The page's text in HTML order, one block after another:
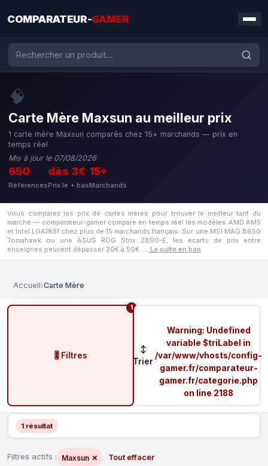
COMPARATEUR-GAMER
🧠
Carte Mère Maxsun au meilleur prix
1 carte mère Maxsun comparés chez 15+ marchands — prix en
temps réel
Mis à jour le 07/08/2026
650
Références
dès 3€
Prix le + bas
15+
Marchands
Vous comparez les prix de cartes mères pour trouver le meilleur tarif du
marché — comparateur-gamer compare en temps réel les modèles AMD AM5
et Intel LGA1851 chez plus de 15 marchands français. Sur une MSI MAG B650
Tomahawk ou une ASUS ROG Strix Z890-E, les écarts de prix entre
enseignes peuvent dépasser 30€ à 50€. … La suite en bas
Accueil›Carte Mère
🎚️ Filtres
1
↕
Trier
Warning: Undefined
variable $triLabel in
/var/www/vhosts/config-
gamer.fr/comparateur-
gamer.fr/categorie.php
on line 2188
1 résultat
Filtres actifs : Maxsun ✕ Tout effacer